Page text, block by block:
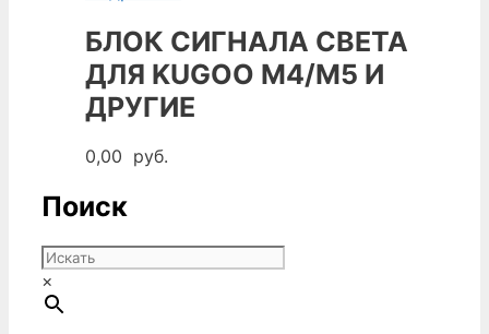
БЛОК СИГНАЛА СВЕТА
ДЛЯ KUGOO M4/M5 И
ДРУГИЕ
0,00 руб.
Поиск
×